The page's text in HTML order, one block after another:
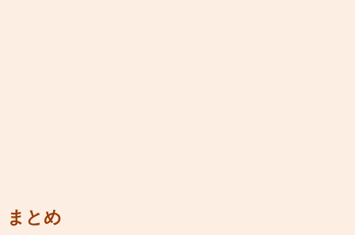
まとめ